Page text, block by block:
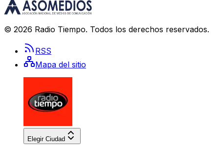
© 2026 Radio Tiempo. Todos los derechos reservados.
RSS
Mapa del sitio
Elegir Ciudad